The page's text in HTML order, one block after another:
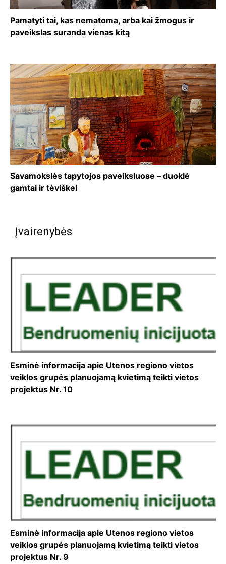
Pamatyti tai, kas nematoma, arba kai žmogus ir
paveikslas suranda vienas kitą
Savamokslės tapytojos paveiksluose – duoklė
gamtai ir tėviškei
Įvairenybės
Esminė informacija apie Utenos regiono vietos
veiklos grupės planuojamą kvietimą teikti vietos
projektus Nr. 10
Esminė informacija apie Utenos regiono vietos
veiklos grupės planuojamą kvietimą teikti vietos
projektus Nr. 9